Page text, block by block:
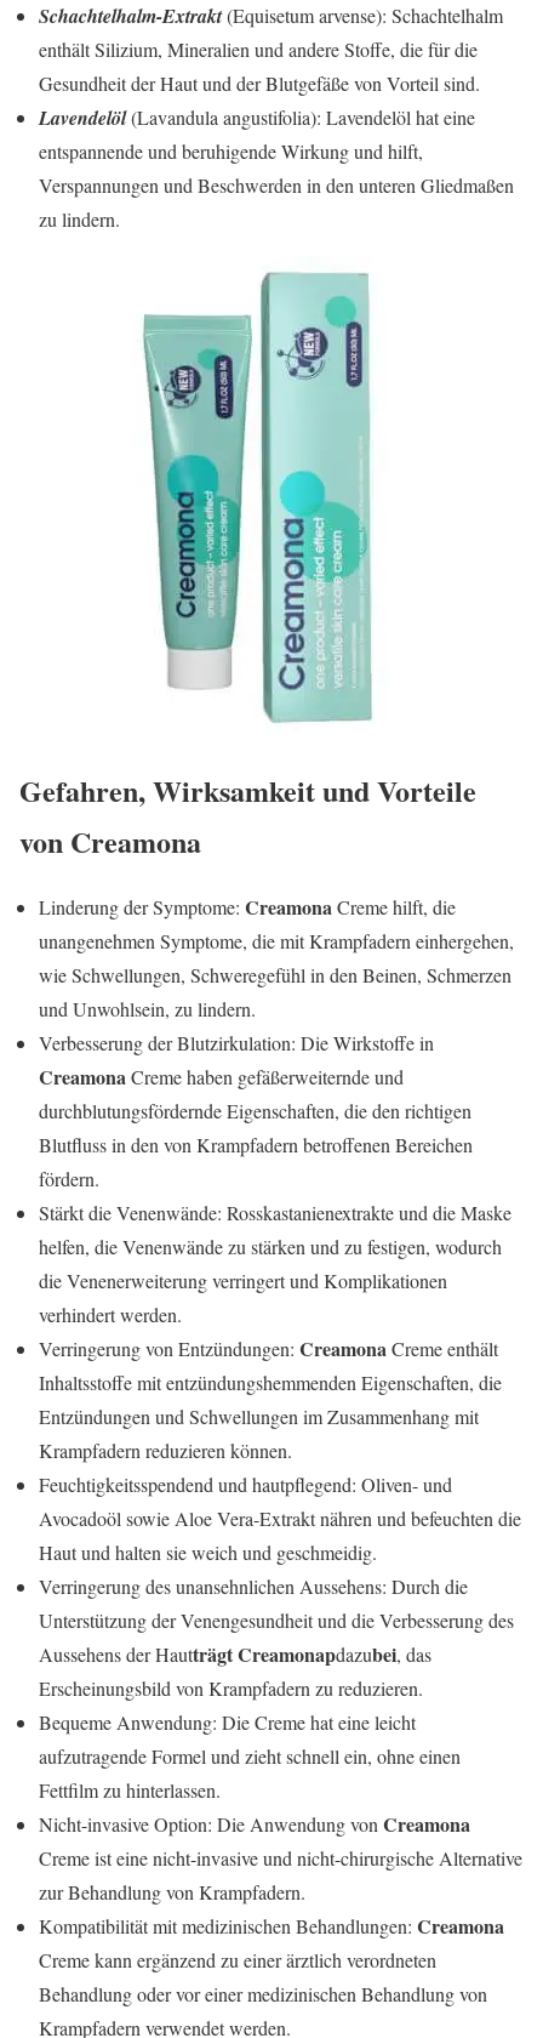
Schachtelhalm-Extrakt(Equisetum arvense): Schachtelhalm
enthält Silizium, Mineralien und andere Stoffe, die für die
Gesundheit der Haut und der Blutgefäße von Vorteil sind.
Lavendelöl(Lavandula angustifolia): Lavendelöl hat eine
entspannende und beruhigende Wirkung und hilft,
Verspannungen und Beschwerden in den unteren Gliedmaßen
zu lindern.
Gefahren, Wirksamkeit und Vorteile
von Creamona
Linderung der Symptome: CreamonaCreme hilft, die
unangenehmen Symptome, die mit Krampfadern einhergehen,
wie Schwellungen, Schweregefühl in den Beinen, Schmerzen
und Unwohlsein, zu lindern.
Verbesserung der Blutzirkulation: Die Wirkstoffe in
CreamonaCreme haben gefäßerweiternde und
durchblutungsfördernde Eigenschaften, die den richtigen
Blutfluss in den von Krampfadern betroffenen Bereichen
fördern.
Stärkt die Venenwände: Rosskastanienextrakte und die Maske
helfen, die Venenwände zu stärken und zu festigen, wodurch
die Venenerweiterung verringert und Komplikationen
verhindert werden.
Verringerung von Entzündungen: CreamonaCreme enthält
Inhaltsstoffe mit entzündungshemmenden Eigenschaften, die
Entzündungen und Schwellungen im Zusammenhang mit
Krampfadern reduzieren können.
Feuchtigkeitsspendend und hautpflegend: Oliven- und
Avocadoöl sowie Aloe Vera-Extrakt nähren und befeuchten die
Haut und halten sie weich und geschmeidig.
Verringerung des unansehnlichen Aussehens: Durch die
Unterstützung der Venengesundheit und die Verbesserung des
Aussehens der Hautträgt Creamonapdazubei, das
Erscheinungsbild von Krampfadern zu reduzieren.
Bequeme Anwendung: Die Creme hat eine leicht
aufzutragende Formel und zieht schnell ein, ohne einen
Fettfilm zu hinterlassen.
Nicht-invasive Option: Die Anwendung vonCreamona
Creme ist eine nicht-invasive und nicht-chirurgische Alternative
zur Behandlung von Krampfadern.
Kompatibilität mit medizinischen Behandlungen: Creamona
Creme kann ergänzend zu einer ärztlich verordneten
Behandlung oder vor einer medizinischen Behandlung von
Krampfadern verwendet werden.